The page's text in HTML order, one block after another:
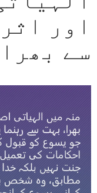
اور
سے